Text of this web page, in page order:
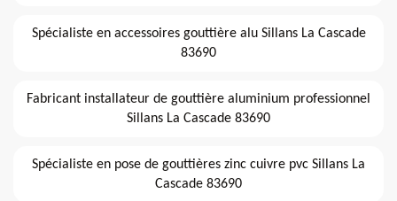
Spécialiste en accessoires gouttière alu Sillans La Cascade
83690
Fabricant installateur de gouttière aluminium professionnel
Sillans La Cascade 83690
Spécialiste en pose de gouttières zinc cuivre pvc Sillans La
Cascade 83690